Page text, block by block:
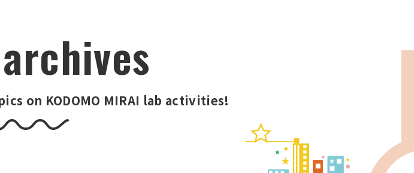
on KODOMO MIRAI lab activities!